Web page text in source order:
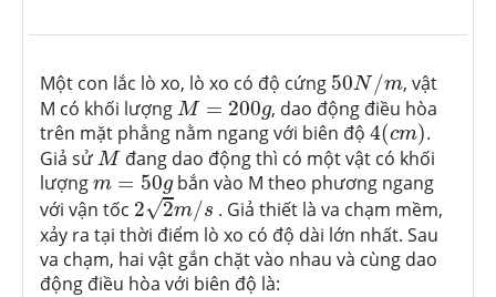
Một con lắc lò xo, lò xo có độ cứng 50N /m
50N/ m, vật
M có khối lượng M = 200g
M= 200g
, dao động điều hòa
trên mặt phẳng nằm ngang với biên độ 4(cm)
4(cm).
Giả sử M
Mđang dao động thì có một vật có khối
lượng m = 50g
m=50g bắn vào M theo phương ngang
với vận tốc 2√2m/s
22m/s
. Giả thiết là va chạm mềm,
xảy ra tại thời điểm lò xo có độ dài lớn nhất. Sau
va chạm, hai vật gắn chặt vào nhau và cùng dao
động điều hòa với biên độ là: